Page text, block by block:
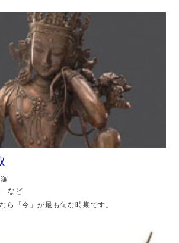
など
ら「今」が最も旬な時期です。